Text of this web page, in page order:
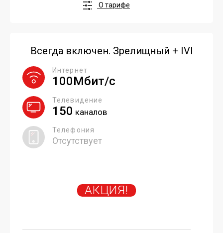
О тарифе
Всегда включен. Зрелищный + IVI
100Мбит/с
Интернет
150 каналов
Телевидение
Отсутствует
Телефония
АКЦИЯ!